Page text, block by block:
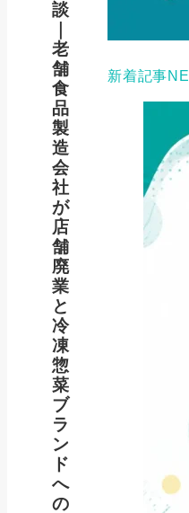
談
老
舗
食
品
製
造
会
社
が
店
舗
廃
業
と
冷
凍
惣
菜
ブ
ラ
ン
ド
へ
の
新着記事